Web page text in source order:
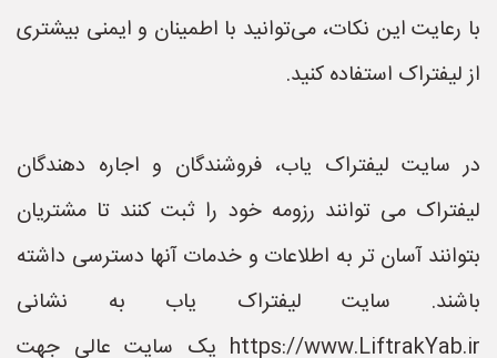
با رعایت این نکات، می‌توانید با اطمینان و ایمنی بیشتری
از لیفتراک استفاده کنید.
در سایت لیفتراک یاب، فروشندگان و اجاره دهندگان
لیفتراک می توانند رزومه خود را ثبت کنند تا مشتریان
بتوانند آسان تر به اطلاعات و خدمات آنها دسترسی داشته
باشند. سایت لیفتراک یاب به نشانی
https://www.LiftrakYab.ir یک سایت عالی جهت